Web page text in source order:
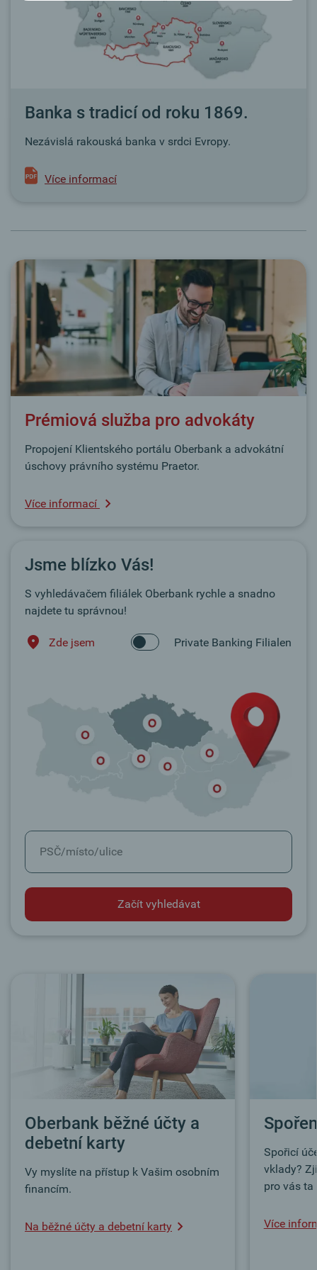
Banka s tradicí od roku 1869.
Nezávislá rakouská banka v srdci Evropy.
Více informací
Prémiová služba pro advokáty
Propojení Klientského portálu Oberbank a advokátní
úschovy právního systému Praetor.
Více informací
Jsme blízko Vás!
S vyhledávačem filiálek Oberbank rychle a snadno
najdete tu správnou!
Zde jsem Private Banking Filialen
Začít vyhledávat
Oberbank běžné účty a
debetní karty
Vy myslíte na přístup k Vašim osobním
financím.
Na běžné účty a debetní karty
Spořicí
vklady?
pro vás ta
Více